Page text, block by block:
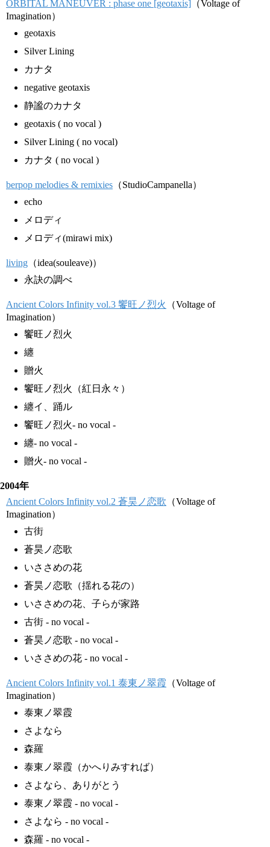
ORBITAL MANEUVER : phase one [geotaxis]
（Voltage of
Imagination）
geotaxis
Silver Lining
カナタ
negative geotaxis
静謐のカナタ
geotaxis ( no vocal )
Silver Lining ( no vocal)
カナタ ( no vocal )
berpop melodies & remixies （StudioCampanella）
echo
メロディ
メロディ(mirawi mix)
living （idea(souleave)）
永訣の調べ
Ancient Colors Infinity vol.3 饗旺ノ烈火
（Voltage of
Imagination）
饗旺ノ烈火
纏
贈火
饗旺ノ烈火（紅日永々）
纏イ、踊ル
饗旺ノ烈火- no vocal -
纏- no vocal -
贈火- no vocal -
2004年
Ancient Colors Infinity vol.2 蒼昊ノ恋歌 （Voltage of
Imagination）
古街
蒼昊ノ恋歌
いささめの花
蒼昊ノ恋歌（揺れる花の）
いささめの花、子らが家路
古街 - no vocal -
蒼昊ノ恋歌 - no vocal -
いささめの花 - no vocal -
Ancient Colors Infinity vol.1 泰東ノ翠霞 （Voltage of
Imagination）
泰東ノ翠霞
さよなら
森羅
泰東ノ翠霞（かへりみすれば）
さよなら、ありがとう
泰東ノ翠霞 - no vocal -
さよなら - no vocal -
森羅 - no vocal -